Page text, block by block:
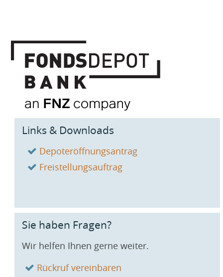
Links & Downloads
Depoteröffnungsantrag
Freistellungsauftrag
Sie haben Fragen?
Wir helfen Ihnen gerne weiter.
Rückruf vereinbaren